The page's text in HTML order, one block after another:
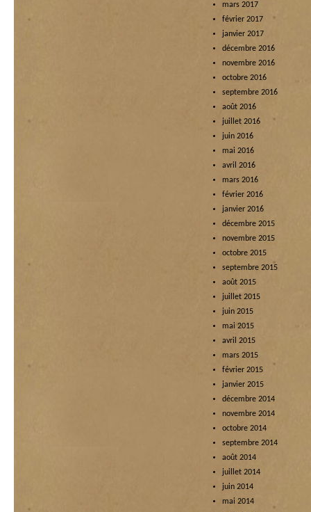
mars 2017
février 2017
janvier 2017
décembre 2016
novembre 2016
octobre 2016
septembre 2016
août 2016
juillet 2016
juin 2016
mai 2016
avril 2016
mars 2016
février 2016
janvier 2016
décembre 2015
novembre 2015
octobre 2015
septembre 2015
août 2015
juillet 2015
juin 2015
mai 2015
avril 2015
mars 2015
février 2015
janvier 2015
décembre 2014
novembre 2014
octobre 2014
septembre 2014
août 2014
juillet 2014
juin 2014
mai 2014